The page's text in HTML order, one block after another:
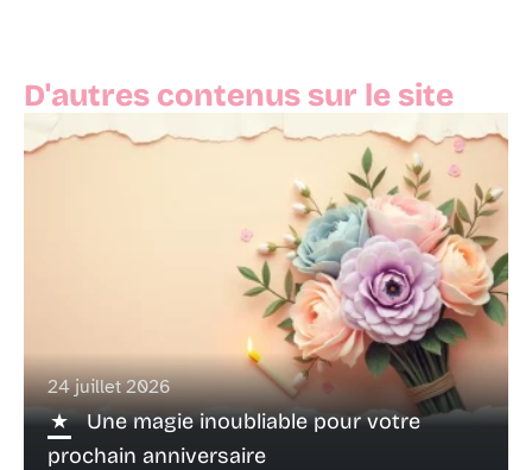
D'autres contenus sur le site
24 juillet 2026
Une magie inoubliable pour votre
prochain anniversaire